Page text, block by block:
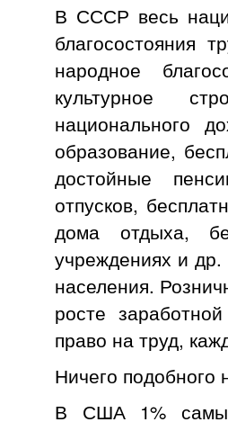
В СССР весь
благосостояния
народное
культурное
национального
образование,
достойные
отпусков,
дома отдыха,
учреждениях и др.
населения.
росте
право на труд,
Ничего подобного
В США 1% самых